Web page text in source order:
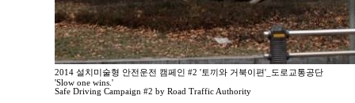
2014 설치미술형 안전운전 캠페인 #2 '토끼와 거북이편'_도로교통공단
'Slow one wins.'
Safe Driving Campaign #2 by Road Traffic Authority